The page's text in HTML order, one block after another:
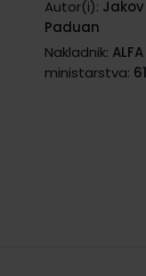
Autor(i):
Paduan
Nakladnik:
ministarstva: